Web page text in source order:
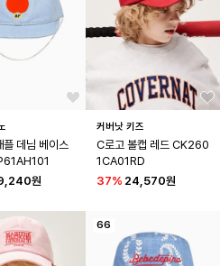
플 데님 베이스
원
커버낫 키즈
C로고 볼캡 레드 CK260
1CA01RD
37% 24,570원
66